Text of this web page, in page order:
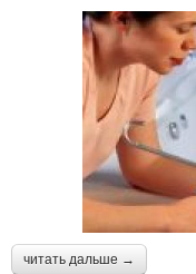
читать дальше →